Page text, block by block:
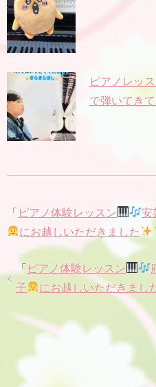
ピアノレッ
で弾いてき
「 ピアノ体験レッスン
安
にお越しいただきました
「 ピアノ体験レッスン
子
にお越しいただきまし